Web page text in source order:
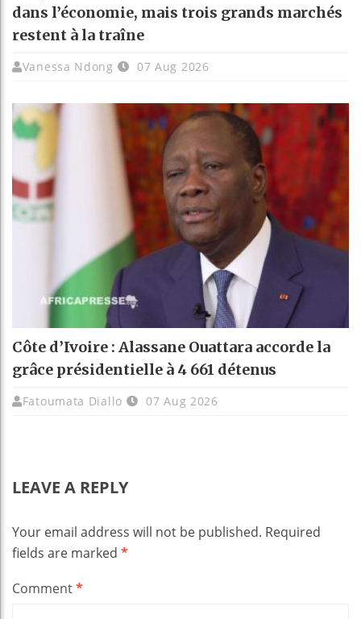
dans l’économie, mais trois grands marchés
restent à la traîne
Vanessa Ndong 07 Aug 2026
Côte d’Ivoire : Alassane Ouattara accorde la
grâce présidentielle à 4 661 détenus
Fatoumata Diallo 07 Aug 2026
LEAVE A REPLY
Your email address will not be published. Required
fields are marked *
Comment*